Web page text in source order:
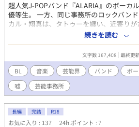
超人気J-POPバンド『ALARIA』のボーカ
優等生。 一方、同じ事務所のロックバン
カル・翔真は、タトゥーを纏い、近寄り
る孤高のボーカリスト。 住む世界が違う
る夜に撮られた衝撃的な写真をきっかけ
ろ」という事務所の戦略に巻き込まれて
花を散らし、SNS上でファン同士が対立
裏側で、侑斗は翔真の素顔と不器用な優し
し、二人の距離が近づくほど、見えない力
えない現実の中で、侑斗は大切な居場所を
胸にする。 これは、ステージの光と影の
傷つきながらも「真実の恋」を掴み取る
なろう・エブリスタでも同時更新中】
続きを読む
文字数 167,408 最終更
BL 音楽 芸能界 バンド ボ
嘘
芸能事務所
長編 完結 R18
お気に入り : 137 24h.ポイント : 7